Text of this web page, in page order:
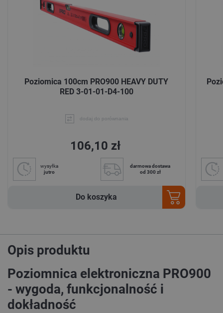
Poziomica 100cm PRO900 HEAVY DUTY
RED 3-01-01-D4-100
dodaj do porównania
106,10 zł
wysyłka
jutro
darmowa dostawa
od 300 zł
Do koszyka
Opis produktu
Poziomnica elektroniczna PRO900
- wygoda, funkcjonalność i
dokładność